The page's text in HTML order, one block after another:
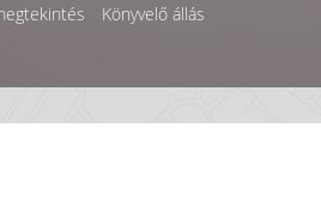
Könyvelő állás